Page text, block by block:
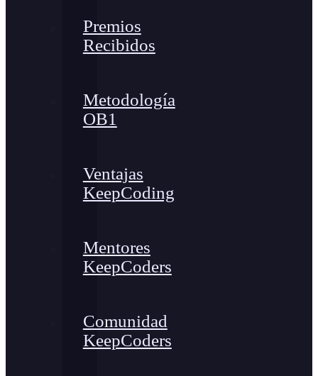
Premios
Recibidos
Metodología
OB1
Ventajas
KeepCoding
Mentores
KeepCoders
Comunidad
KeepCoders